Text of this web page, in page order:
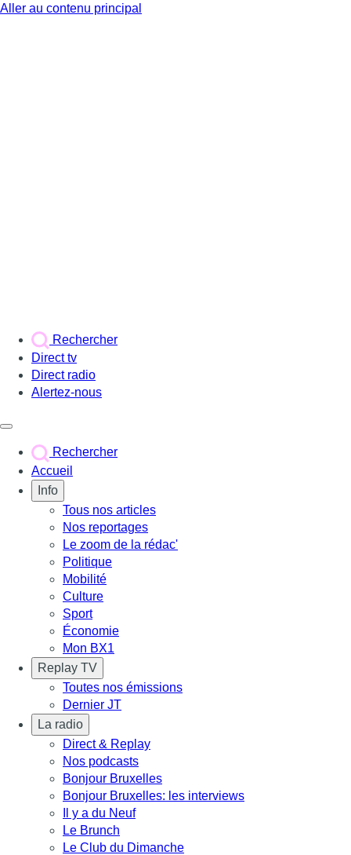
Aller au contenu principal
Rechercher
Direct tv
Direct radio
Alertez-nous
Rechercher
Accueil
Info
Tous nos articles
Nos reportages
Le zoom de la rédac'
Politique
Mobilité
Culture
Sport
Économie
Mon BX1
Replay TV
Toutes nos émissions
Dernier JT
La radio
Direct & Replay
Nos podcasts
Bonjour Bruxelles
Bonjour Bruxelles: les interviews
Il y a du Neuf
Le Brunch
Le Club du Dimanche